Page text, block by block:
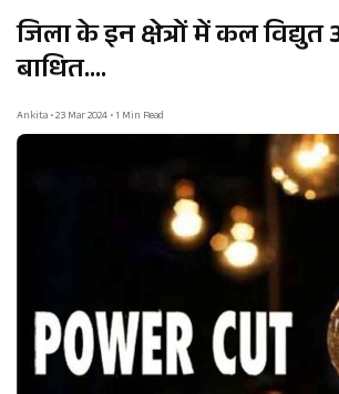
जिला के इन क्षेत्रों में कल विद्युत
बाधित….
Ankita • 23 Mar 2024 • 1 Min Read